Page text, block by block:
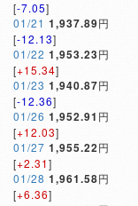
[-7.05]
01/21 1,937.89円
[-12.13]
01/22 1,953.23円
[+15.34]
01/23 1,940.87円
[-12.36]
01/26 1,952.91 円
[+12.03]
01/27 1,955.22円
[+2.31]
01/28 1,961.58円
[+6.36]